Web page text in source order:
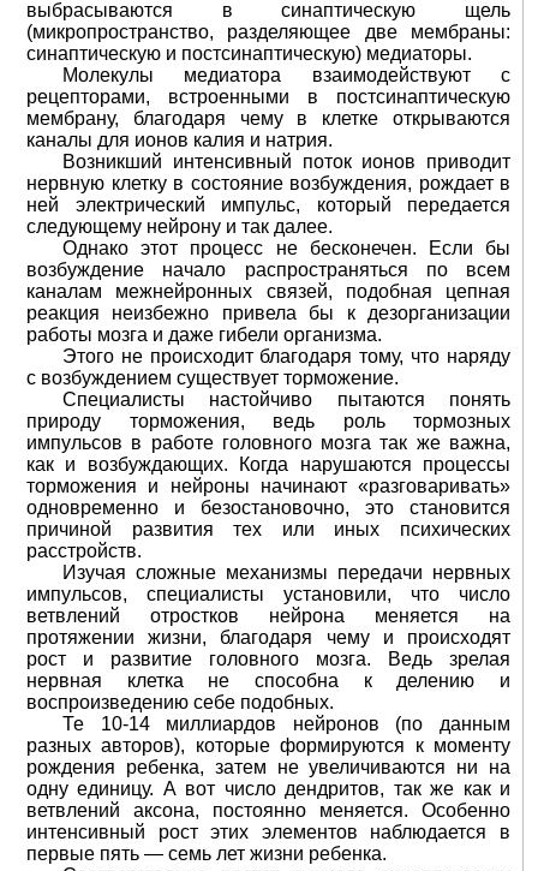
выбрасываются в синаптическую щель
(микропространство, разделяющее две мембраны:
синаптическую и постсинаптическую) медиаторы.
Молекулы медиатора взаимодействуют с
рецепторами, встроенными в постсинаптическую
мембрану, благодаря чему в клетке открываются
каналы для ионов калия и натрия.
Возникший интенсивный поток ионов приводит
нервную клетку в состояние возбуждения, рождает в
ней электрический импульс, который передается
следующему нейрону и так далее.
Однако этот процесс не бесконечен. Если бы
возбуждение начало распространяться по всем
каналам межнейронных связей, подобная цепная
реакция неизбежно привела бы к дезорганизации
работы мозга и даже гибели организма.
Этого не происходит благодаря тому, что наряду
с возбуждением существует торможение.
Специалисты настойчиво пытаются понять
природу торможения, ведь роль тормозных
импульсов в работе головного мозга так же важна,
как и возбуждающих. Когда нарушаются процессы
торможения и нейроны начинают «разговаривать»
одновременно и безостановочно, это становится
причиной развития тех или иных психических
расстройств.
Изучая сложные механизмы передачи нервных
импульсов, специалисты установили, что число
ветвлений отростков нейрона меняется на
протяжении жизни, благодаря чему и происходят
рост и развитие головного мозга. Ведь зрелая
нервная клетка не способна к делению и
воспроизведению себе подобных.
Те 10-14 миллиардов нейронов (по данным
разных авторов), которые формируются к моменту
рождения ребенка, затем не увеличиваются ни на
одну единицу. А вот число дендритов, так же как и
ветвлений аксона, постоянно меняется. Особенно
интенсивный рост этих элементов наблюдается в
первые пять — семь лет жизни ребенка.